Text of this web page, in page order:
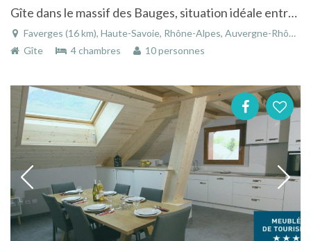
Gîte dans le massif des Bauges, situation idéale entre le Lac d'Annecy et les montagnes
Faverges (16 km), Haute-Savoie, Rhône-Alpes, Auvergne-Rhône-Alpes, France
Gîte
4 chambres 10 personnes